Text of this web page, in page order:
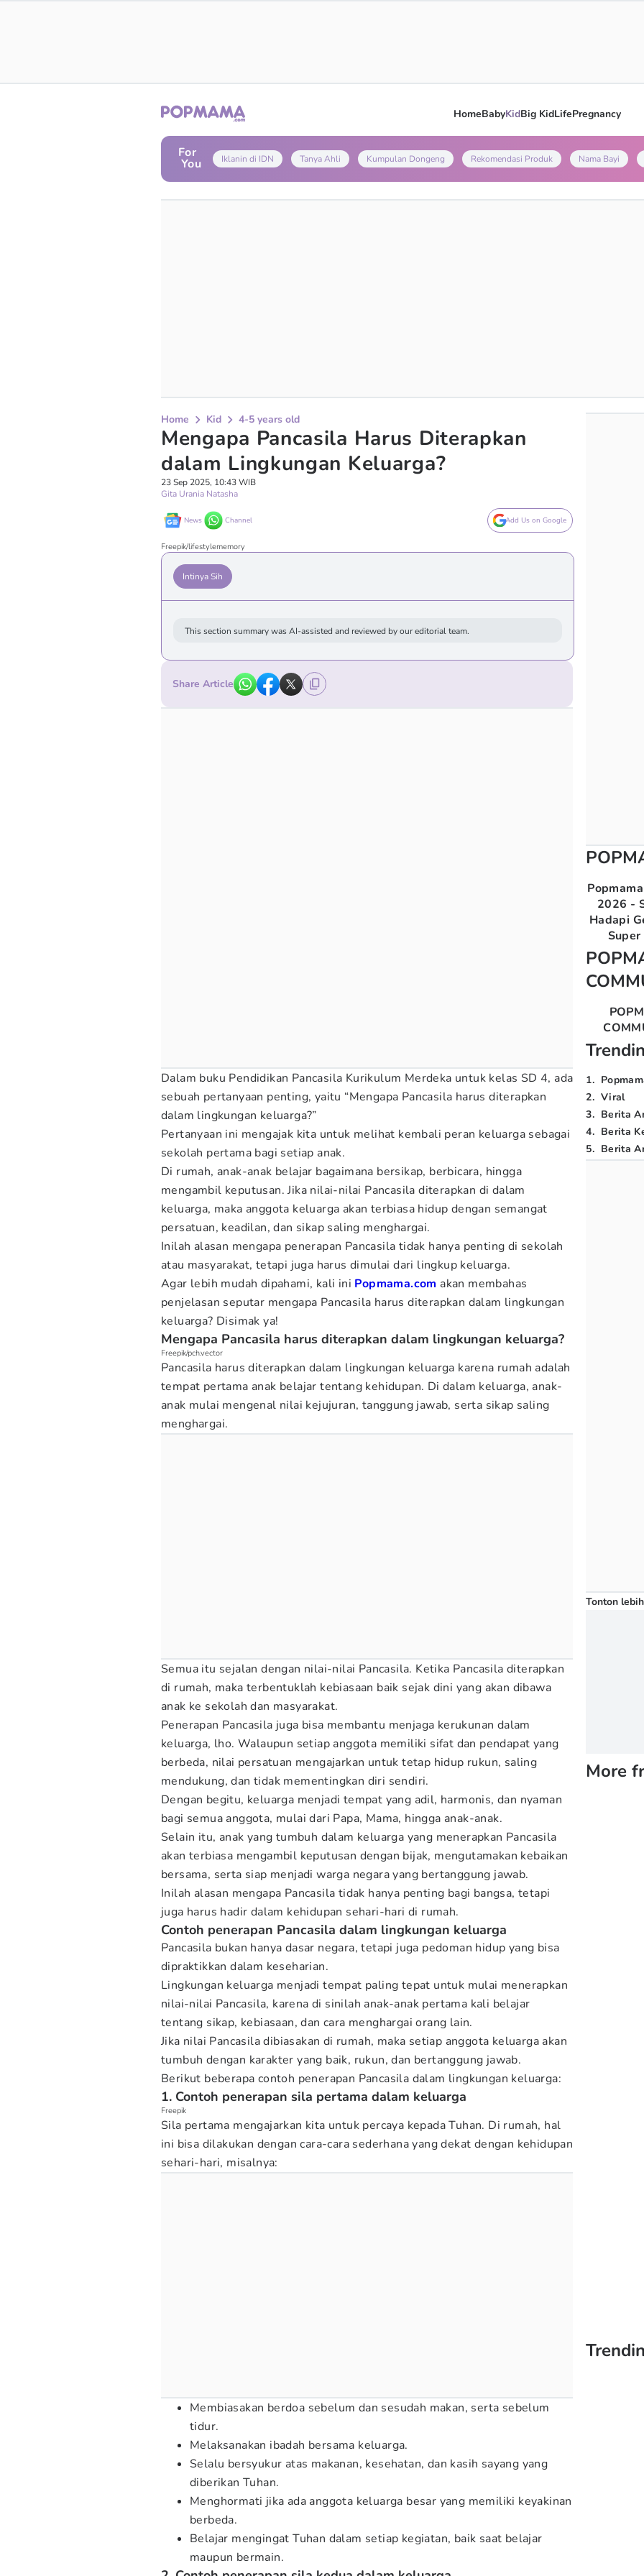
HomeBabyKidBig KidLifePregnancy
For
You Iklanin di IDN Tanya Ahli Kumpulan Dongeng Rekomendasi Produk Nama Bayi
Home Kid 4-5 years old
Mengapa Pancasila Harus Diterapkan
dalam Lingkungan Keluarga?
23 Sep 2025, 10:43 WIB
Gita Urania Natasha
News Channel Add Us on Google
Freepik/lifestylememory
Intinya Sih
This section summary was AI-assisted and reviewed by our editorial team.
Share Article
Dalam buku Pendidikan Pancasila Kurikulum Merdeka untuk kelas SD 4, ada
sebuah pertanyaan penting, yaitu “Mengapa Pancasila harus diterapkan
dalam lingkungan keluarga?”
Pertanyaan ini mengajak kita untuk melihat kembali peran keluarga sebagai
sekolah pertama bagi setiap anak.
Di rumah, anak-anak belajar bagaimana bersikap, berbicara, hingga
mengambil keputusan. Jika nilai-nilai Pancasila diterapkan di dalam
keluarga, maka anggota keluarga akan terbiasa hidup dengan semangat
persatuan, keadilan, dan sikap saling menghargai.
Inilah alasan mengapa penerapan Pancasila tidak hanya penting di sekolah
atau masyarakat, tetapi juga harus dimulai dari lingkup keluarga.
Agar lebih mudah dipahami, kali ini Popmama.com akan membahas
penjelasan seputar mengapa Pancasila harus diterapkan dalam lingkungan
keluarga? Disimak ya!
Mengapa Pancasila harus diterapkan dalam lingkungan keluarga?
Freepik/pch.vector
Pancasila harus diterapkan dalam lingkungan keluarga karena rumah adalah
tempat pertama anak belajar tentang kehidupan. Di dalam keluarga, anak-
anak mulai mengenal nilai kejujuran, tanggung jawab, serta sikap saling
menghargai.
Semua itu sejalan dengan nilai-nilai Pancasila. Ketika Pancasila diterapkan
di rumah, maka terbentuklah kebiasaan baik sejak dini yang akan dibawa
anak ke sekolah dan masyarakat.
Penerapan Pancasila juga bisa membantu menjaga kerukunan dalam
keluarga, lho. Walaupun setiap anggota memiliki sifat dan pendapat yang
berbeda, nilai persatuan mengajarkan untuk tetap hidup rukun, saling
mendukung, dan tidak mementingkan diri sendiri.
Dengan begitu, keluarga menjadi tempat yang adil, harmonis, dan nyaman
bagi semua anggota, mulai dari Papa, Mama, hingga anak-anak.
Selain itu, anak yang tumbuh dalam keluarga yang menerapkan Pancasila
akan terbiasa mengambil keputusan dengan bijak, mengutamakan kebaikan
bersama, serta siap menjadi warga negara yang bertanggung jawab.
Inilah alasan mengapa Pancasila tidak hanya penting bagi bangsa, tetapi
juga harus hadir dalam kehidupan sehari-hari di rumah.
Contoh penerapan Pancasila dalam lingkungan keluarga
Pancasila bukan hanya dasar negara, tetapi juga pedoman hidup yang bisa
dipraktikkan dalam keseharian.
Lingkungan keluarga menjadi tempat paling tepat untuk mulai menerapkan
nilai-nilai Pancasila, karena di sinilah anak-anak pertama kali belajar
tentang sikap, kebiasaan, dan cara menghargai orang lain.
Jika nilai Pancasila dibiasakan di rumah, maka setiap anggota keluarga akan
tumbuh dengan karakter yang baik, rukun, dan bertanggung jawab.
Berikut beberapa contoh penerapan Pancasila dalam lingkungan keluarga:
1. Contoh penerapan sila pertama dalam keluarga
Freepik
Sila pertama mengajarkan kita untuk percaya kepada Tuhan. Di rumah, hal
ini bisa dilakukan dengan cara-cara sederhana yang dekat dengan kehidupan
sehari-hari, misalnya:
Membiasakan berdoa sebelum dan sesudah makan, serta sebelum
tidur.
Melaksanakan ibadah bersama keluarga.
Selalu bersyukur atas makanan, kesehatan, dan kasih sayang yang
diberikan Tuhan.
Menghormati jika ada anggota keluarga besar yang memiliki keyakinan
berbeda.
Belajar mengingat Tuhan dalam setiap kegiatan, baik saat belajar
maupun bermain.
2026 -
Hadapi
1.
2. Viral
3. Berita
4. Berita
5. Berita
Tonton
More